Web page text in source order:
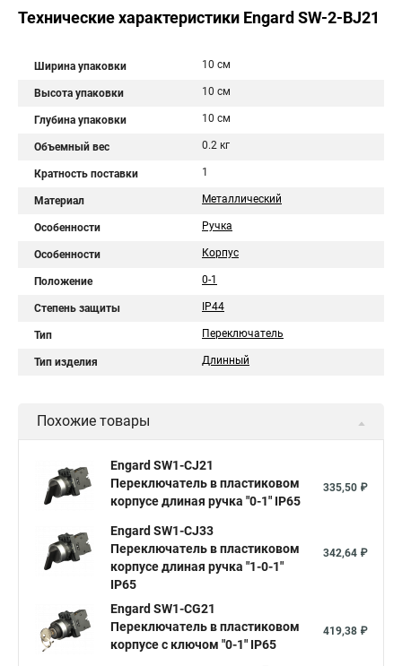
Технические характеристики Engard SW-2-BJ21
Ширина упаковки 10 см
Высота упаковки 10 см
Глубина упаковки 10 см
Объемный вес 0.2 кг
Кратность поставки 1
Материал Металлический
Особенности Ручка
Особенности Корпус
Положение 0-1
Степень защиты IP44
Тип Переключатель
Тип изделия Длинный
Похожие товары
Engard SW1-CJ21
Переключатель в пластиковом
корпусе длиная ручка "0-1" IP65
335,50 ₽
Engard SW1-CJ33
Переключатель в пластиковом
корпусе длиная ручка "1-0-1"
IP65
342,64 ₽
Engard SW1-CG21
Переключатель в пластиковом
корпусе с ключом "0-1" IP65
419,38 ₽